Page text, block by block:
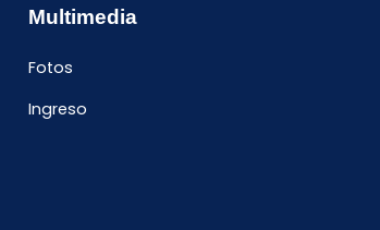
Multimedia
Fotos
Ingreso